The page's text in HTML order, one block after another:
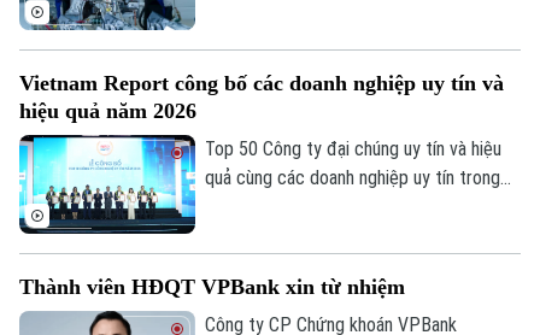
tiên công nghệ cao, đổi mới sáng tạo,
dụng nhiều đất và lao động.
Vietnam Report công bố các doanh nghiệp uy tín và
hiệu quả năm 2026
Top 50 Công ty đại chúng uy tín và hiệu
quả cùng các doanh nghiệp uy tín trong
những doanh nghiệp có hiệu quả hoạt
động, năng lực quản trị, đổi mới và uy tín
Thành viên HĐQT VPBank xin từ nhiệm
Công ty CP Chứng khoán VPBank